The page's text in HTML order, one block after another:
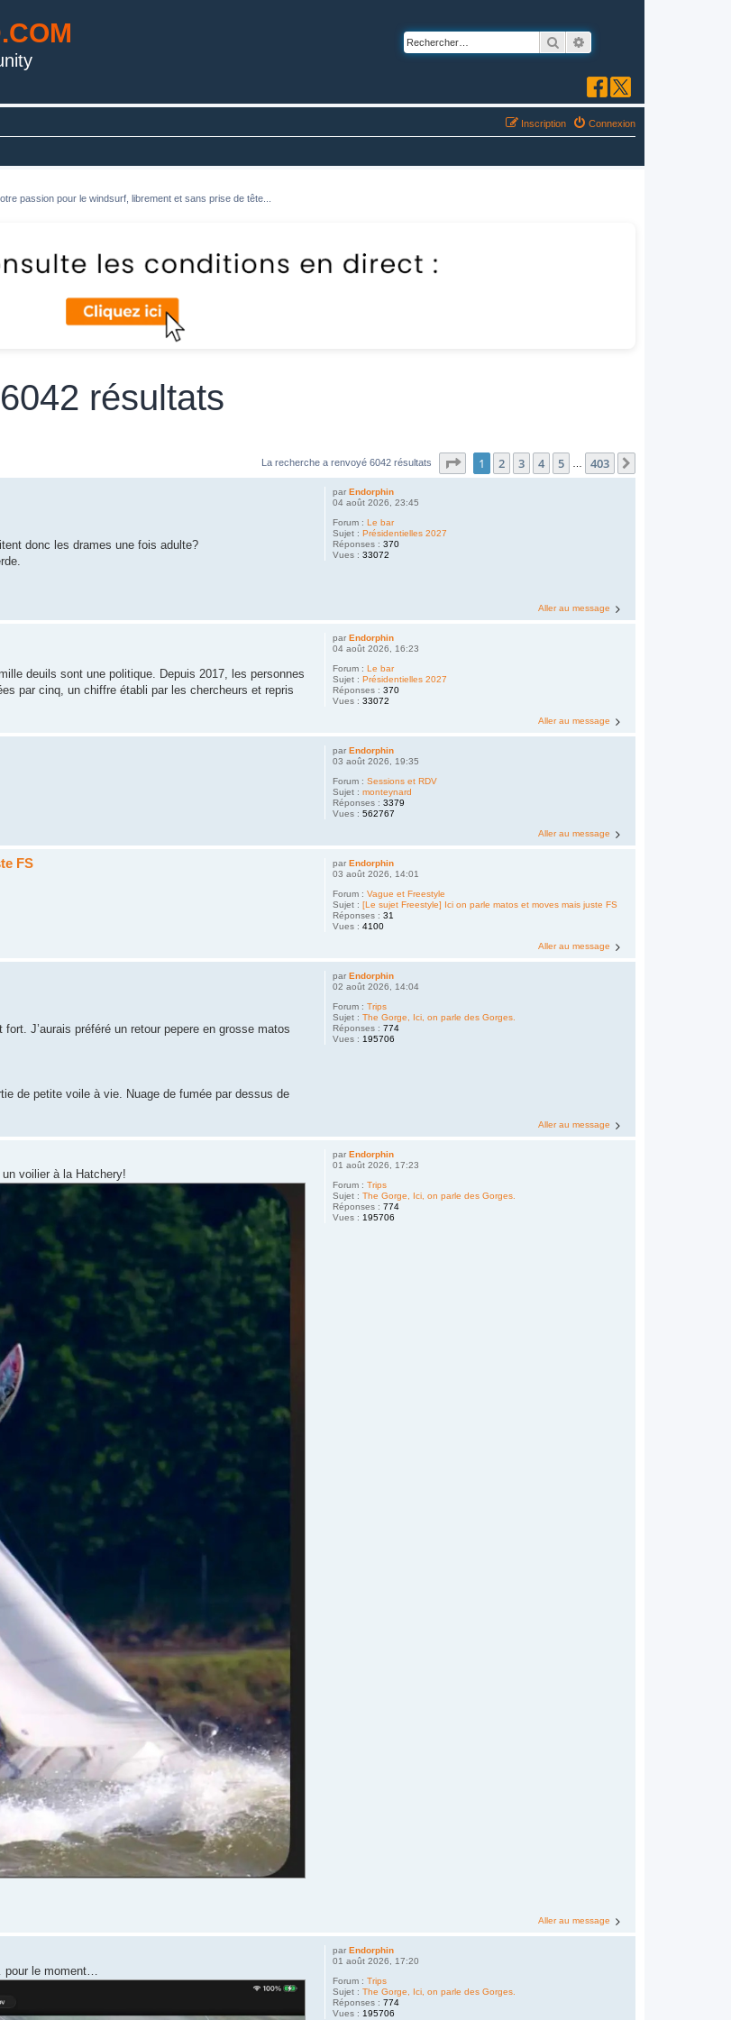
Rechercher
Connexion
Inscription
passion pour le windsurf, librement et sans prise de tête...
résultats
La recherche a renvoyé 6042 résultats Page sur403
1 2 3 4 5 403
parEndorphin
04 août 2026, 23:45
Forum :Le bar
Sujet :Présidentielles 2027
Réponses :370
Vues :33072
donc les drames une fois adulte?
Aller au message
parEndorphin
04 août 2026, 16:23
Forum :Le bar
Sujet :Présidentielles 2027
Réponses :370
Vues :33072
deuils sont une politique. Depuis 2017, les personnes
par cinq, un chiffre établi par les chercheurs et repris
Aller au message
parEndorphin
03 août 2026, 19:35
Forum :Sessions et RDV
Sujet :monteynard
Réponses :3379
Vues :562767
Aller au message
parEndorphin
03 août 2026, 14:01
Forum :Vague et Freestyle
Sujet :[Le sujet Freestyle] Ici on parle matos et moves mais juste FS
Réponses :31
Vues :4100
FS
Aller au message
parEndorphin
02 août 2026, 14:04
Forum :Trips
Sujet :The Gorge, Ici, on parle des Gorges.
Réponses :774
Vues : 195706
J’aurais préféré un retour pepere en grosse matos
de petite voile à vie. Nuage de fumée par dessus de
Aller au message
parEndorphin
01 août 2026, 17:23
Forum :Trips
Sujet :The Gorge, Ici, on parle des Gorges.
Réponses :774
Vues : 195706
voilier à la Hatchery!
Aller au message
parEndorphin
01 août 2026, 17:20
Forum :Trips
Sujet :The Gorge, Ici, on parle des Gorges.
Réponses :774
Vues :195706
le moment…